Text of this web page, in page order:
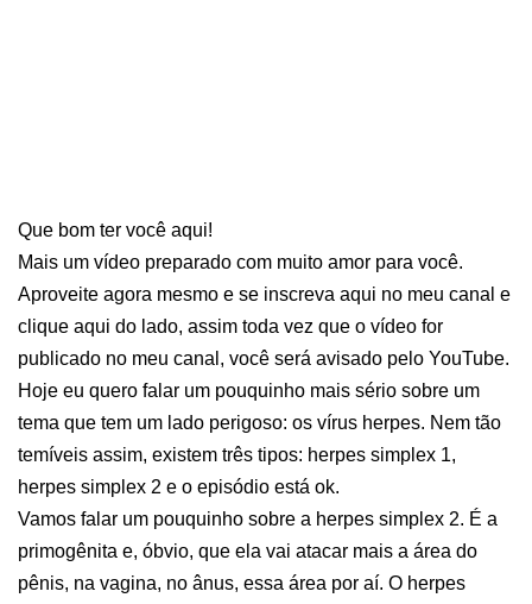
Que bom ter você aqui!
Mais um vídeo preparado com muito amor para você.
Aproveite agora mesmo e se inscreva aqui no meu canal e
clique aqui do lado, assim toda vez que o vídeo for
publicado no meu canal, você será avisado pelo YouTube.
Hoje eu quero falar um pouquinho mais sério sobre um
tema que tem um lado perigoso: os vírus herpes. Nem tão
temíveis assim, existem três tipos: herpes simplex 1,
herpes simplex 2 e o episódio está ok.
Vamos falar um pouquinho sobre a herpes simplex 2. É a
primogênita e, óbvio, que ela vai atacar mais a área do
pênis, na vagina, no ânus, essa área por aí. O herpes